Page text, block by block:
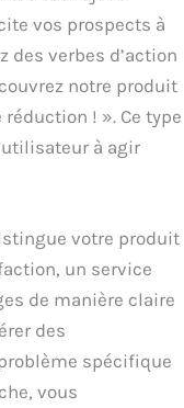
vos prospects à
verbes d’action
notre produit
! ». Ce type
à agir
votre produit
un service
de manière claire
des
spécifique
vous